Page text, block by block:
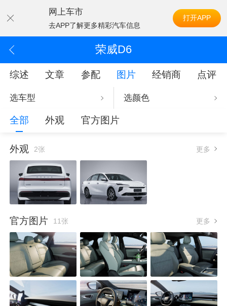
网上车市
去APP了解更多精彩汽车信息
打开APP
荣威D6
综述 文章 参配 图片 经销商 点评
选车型 选颜色
全部 外观 官方图片
外观 2张 更多
官方图片 11张 更多